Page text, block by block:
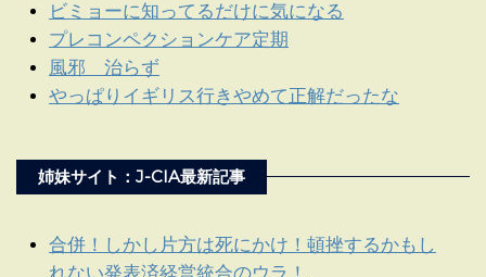
ビミョーに知ってるだけに気になる
プレコンペクションケア定期
風邪 治らず
やっぱりイギリス行きやめて正解だったな
姉妹サイト：J-CIA最新記事
合併！しかし片方は死にかけ！頓挫するかもし